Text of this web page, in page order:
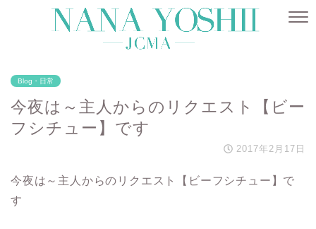
Blog・日常
今夜は～主人からのリクエスト【ビー
フシチュー】です
2017年2月17日
今夜は～主人からのリクエスト【ビーフシチュー】で
す